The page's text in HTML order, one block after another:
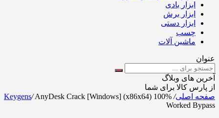
ابزار بادی
ابزار برش
ابزار دستی
چسب
ماشین آلات
عنوان
آخرین های وبلاگ
از پارس کالا برای شما
صفحه اصلی/
Keygens/ AnyDesk Crack [Windows] (x86x64) 100%
Worked Bypass